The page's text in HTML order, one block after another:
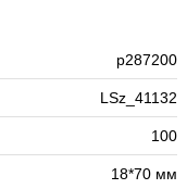
р287200
LSz_41132
100
18*70 мм